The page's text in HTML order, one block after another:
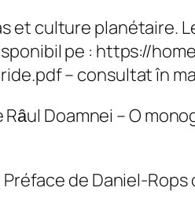
et culture planétaire.
pe : https://
– consultat în
Doamnei – O
de Daniel-Rops